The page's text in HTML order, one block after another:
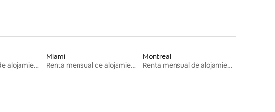
Renta mensual de alojamientos
Miami
Renta mensual de alojamientos
Montreal
Renta mensual de alojamientos